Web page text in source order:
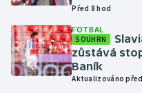
Lezení
Lyže a snowboard
Moderní pětiboj
Před 8 hod
FOTBAL
SOUHRN
zůstává
Baník
Aktualizováno